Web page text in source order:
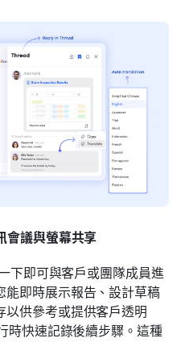
會議與螢幕共享
下即可與客戶或團隊成員進
能即時展示報告、設計草稿
以供參考或提供客戶透明
時快速記錄後續步驟。這種